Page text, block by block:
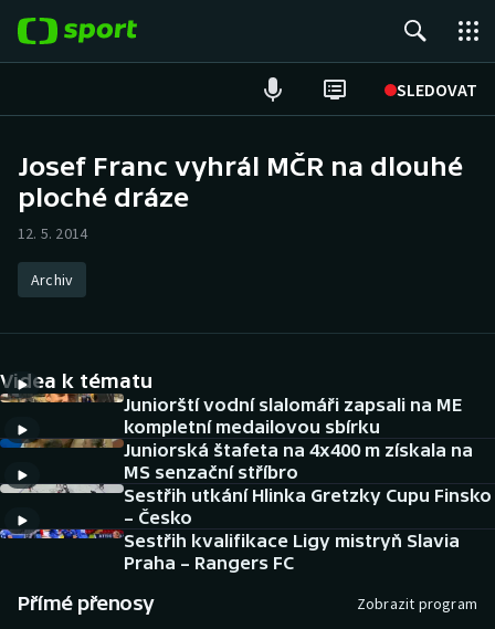
SLEDOVAT
Hokej
Atletika
DALŠÍ SPORTY
Americký fotbal
Baseball a softbal
Biatlon
NEPŘEHLÉDNĚTE
Historické návraty
Aplikace ČT sport
Josef Franc vyhrál MČR na dlouhé
ploché dráze
12. 5. 2014
Archiv
Videa k tématu
Juniorští vodní slalomáři zapsali na ME
kompletní medailovou sbírku
Juniorská štafeta na 4x400 m získala na
MS senzační stříbro
Sestřih utkání Hlinka Gretzky Cupu Finsko
– Česko
Sestřih kvalifikace Ligy mistryň Slavia
Praha – Rangers FC
Přímé přenosy Zobrazit program